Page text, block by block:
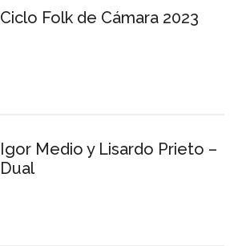
Ciclo Folk de Cámara 2023
Igor Medio y Lisardo Prieto –
Dual